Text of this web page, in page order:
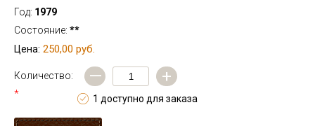
Год: 1979
Состояние: **
Цена: 250,00 руб.
Количество:
*
— +
1 доступно для заказа